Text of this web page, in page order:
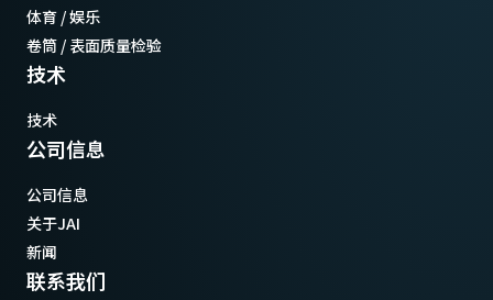
体育 / 娱乐
卷筒 / 表面质量检验
技术
技术
公司信息
公司信息
关于JAI
新闻
联系我们